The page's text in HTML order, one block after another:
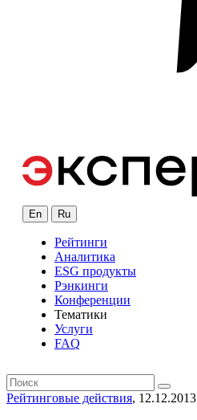
En Ru
Рейтинги
Аналитика
ESG продукты
Рэнкинги
Конференции
Тематики
Услуги
FAQ
Рейтинговые действия, 12.12.2013